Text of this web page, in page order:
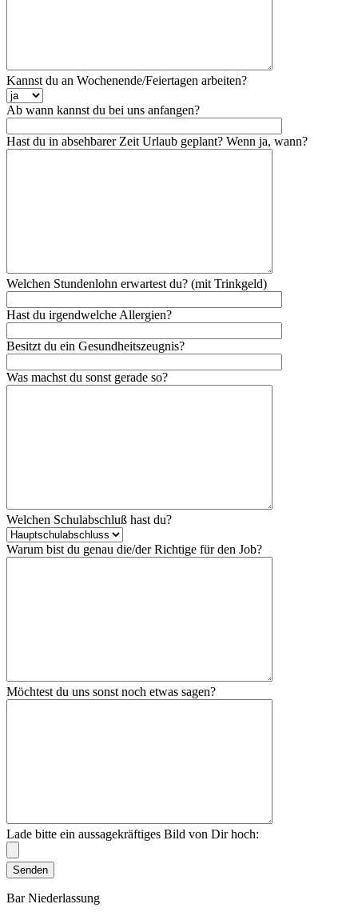
Kannst du an Wochenende/Feiertagen arbeiten?
Ab wann kannst du bei uns anfangen?
Hast du in absehbarer Zeit Urlaub geplant? Wenn ja, wann?
Welchen Stundenlohn erwartest du? (mit Trinkgeld)
Hast du irgendwelche Allergien?
Besitzt du ein Gesundheitszeugnis?
Was machst du sonst gerade so?
Welchen Schulabschluß hast du?
Warum bist du genau die/der Richtige für den Job?
Möchtest du uns sonst noch etwas sagen?
Lade bitte ein aussagekräftiges Bild von Dir hoch:
Bar Niederlassung